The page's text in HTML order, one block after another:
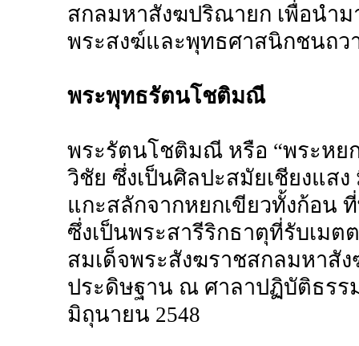
สกลมหาสังฆปริณายก เพื่อนำ
พระสงฆ์และพุทธศาสนิกชนถว
พระพุทธรัตนโชติมณี
พระรัตนโชติมณี หรือ “พระหย
วิชัย ซึ่งเป็นศิลปะสมัยเชียงแส
แกะสลักจากหยกเขียวทั้งก้อน
ซึ่งเป็นพระสารีริกธาตุที่รับเม
สมเด็จพระสังฆราชสกลมหาสั
ประดิษฐาน ณ ศาลาปฏิบัติธรร
มิถุนายน 2548